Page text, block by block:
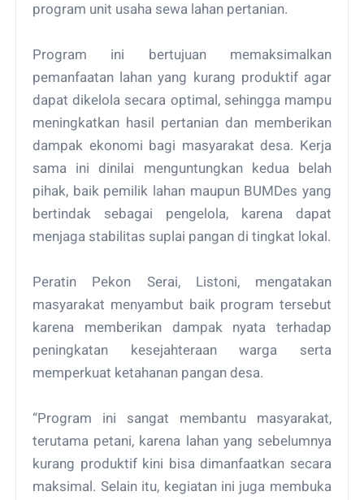
program unit usaha sewa lahan pertanian.
Program ini bertujuan memaksimalkan
pemanfaatan lahan yang kurang produktif agar
dapat dikelola secara optimal, sehingga mampu
meningkatkan hasil pertanian dan memberikan
dampak ekonomi bagi masyarakat desa. Kerja
sama ini dinilai menguntungkan kedua belah
pihak, baik pemilik lahan maupun BUMDes yang
bertindak sebagai pengelola, karena dapat
menjaga stabilitas suplai pangan di tingkat lokal.
Peratin Pekon Serai, Listoni, mengatakan
masyarakat menyambut baik program tersebut
karena memberikan dampak nyata terhadap
peningkatan kesejahteraan warga serta
memperkuat ketahanan pangan desa.
“Program ini sangat membantu masyarakat,
terutama petani, karena lahan yang sebelumnya
kurang produktif kini bisa dimanfaatkan secara
maksimal. Selain itu, kegiatan ini juga membuka